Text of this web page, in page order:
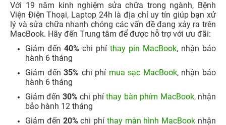
Với 19 năm kinh nghiệm sửa chữa trong ngành, Bệnh
Viện Điện Thoại, Laptop 24h là địa chỉ uy tín giúp bạn xử
lý và sửa chữa nhanh chóng các vấn đề đang xảy ra trên
MacBook. Hãy đến Trung tâm để được hỗ trợ với ưu đãi:
Giảm đến 40% chi phí thay pin MacBook, nhận bảo
hành 6 tháng
Giảm đến35% chi phí mua sạc MacBook, nhận bảo
hành 6 tháng
Giảm đến 30%chi phíthay bàn phím MacBook, nhận
bảo hành 12 tháng
Giảm đến 20%chi phí thay màn hình MacBook nhận